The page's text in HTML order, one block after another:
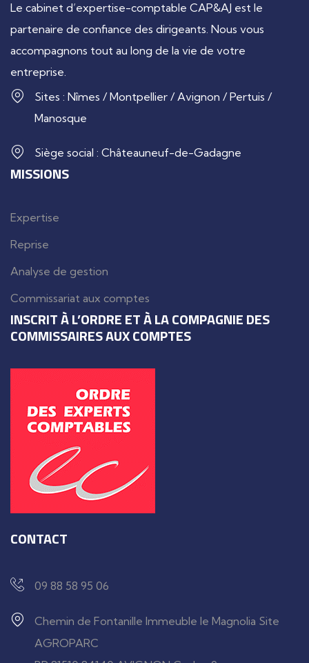
Le cabinet d’expertise-comptable CAP&AJ est le
partenaire de confiance des dirigeants. Nous vous
accompagnons tout au long de la vie de votre
entreprise.
Sites : Nîmes / Montpellier / Avignon / Pertuis /
Manosque
Siège social : Châteauneuf-de-Gadagne
MISSIONS
Expertise
Reprise
Analyse de gestion
Commissariat aux comptes
INSCRIT À L’ORDRE ET À LA COMPAGNIE DES
COMMISSAIRES AUX COMPTES
CONTACT
09 88 58 95 06
Chemin de Fontanille Immeuble le Magnolia Site
AGROPARC